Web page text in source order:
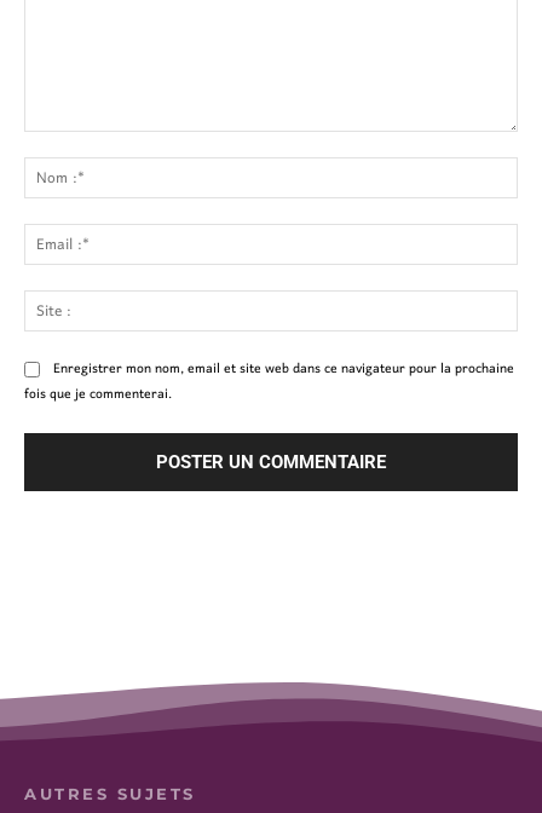
:
:*
:*
:
Enregistrer mon nom, email et site web dans ce navigateur pour la prochaine
fois que je commenterai.
AUTRES SUJETS